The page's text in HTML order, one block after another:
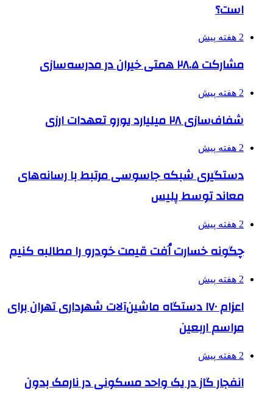
است؟
2 هفته پیش
مشارکت ۲۸.۵ همتی خیران در مدرسه‌سازی
2 هفته پیش
شفاف‌سازی ۲۸ میلیارد یورو تعهدات ارزی
2 هفته پیش
دستگیری شبکه جاسوسی مرتبط با رسانه‌های
معاند توسط پلیس
2 هفته پیش
چگونه خسارت اُفت قیمت خودرو را مطالبه کنیم
2 هفته پیش
اعزام ۱۷۰ دستگاه ماشین‌آلات شهرداری تهران برای
مراسم اربعین
2 هفته پیش
انفجار گاز در یک واحد مسکونی در نارمک بدون